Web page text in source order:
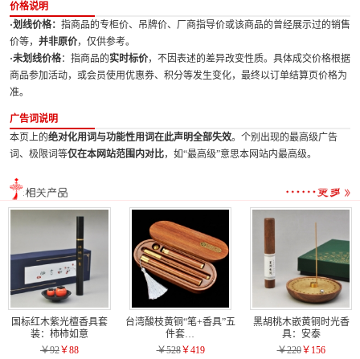
价格说明
·划线价格： 指商品的专柜价、吊牌价、厂商指导价或该商品的曾经展示过的销售
价等， 并非原价，仅供参考。
·未划线价格：指商品的实时标价，不因表述的差异改变性质。具体成交价格根据
商品参加活动，或会员使用优惠券、积分等发生变化，最终以订单结算页价格为
准。
广告词说明
本页上的绝对化用词与功能性用词在此声明全部失效。个别出现的最高级广告
词、极限词等仅在本网站范围内对比，如“最高级”意思本网站内最高级。
国标红木紫光檀香具套
装：柿柿如意
￥92￥88
台湾酸枝黄铜“笔+香具”五
件套…
￥528￥419
黑胡桃木嵌黄铜时光香
具：安泰
￥220￥156